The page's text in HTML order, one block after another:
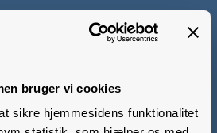
bruger vi cookies
sikre hjemmesidens funktionalitet